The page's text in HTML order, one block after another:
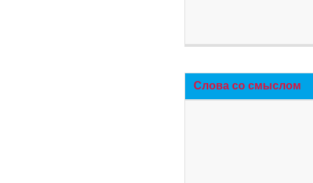
Слова со смыслом